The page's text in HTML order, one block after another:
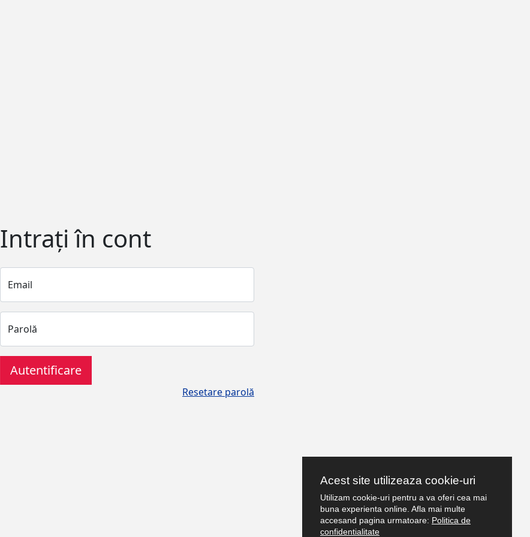
Acest site utilizeaza cookie-uri
Utilizam cookie-uri pentru a va oferi cea mai
buna experienta online. Afla mai multe
accesand pagina urmatoare: Politica de
confidentialitate
Intrați în cont
Email
Parolă
Autentificare
Resetare parolă